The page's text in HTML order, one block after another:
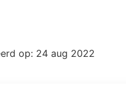
op: 24 aug 2022